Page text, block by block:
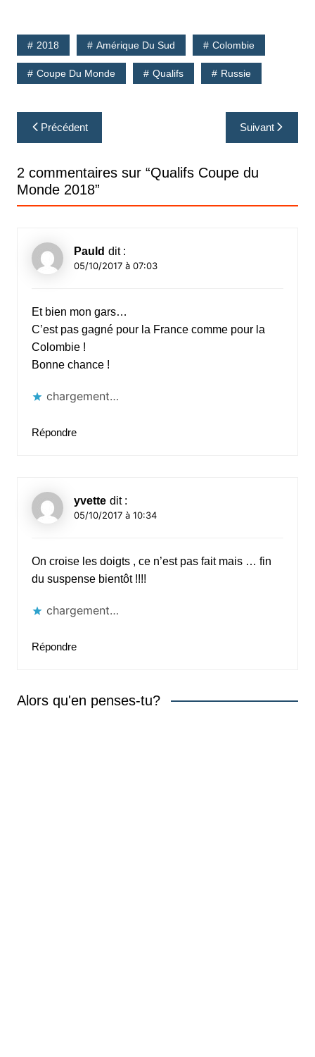
2018 Amérique Du Sud Colombie
Coupe Du Monde Qualifs Russie
Navigation
de
l’article
Précédent Suivant
2 commentaires sur “Qualifs Coupe du
Monde 2018”
Pauld dit :
05/10/2017 à 07:03
Et bien mon gars…
C’est pas gagné pour la France comme pour la
Colombie !
Bonne chance !
chargement…
Répondre
yvette dit :
05/10/2017 à 10:34
On croise les doigts , ce n’est pas fait mais … fin
du suspense bientôt !!!!
chargement…
Répondre
Alors qu'en penses-tu?